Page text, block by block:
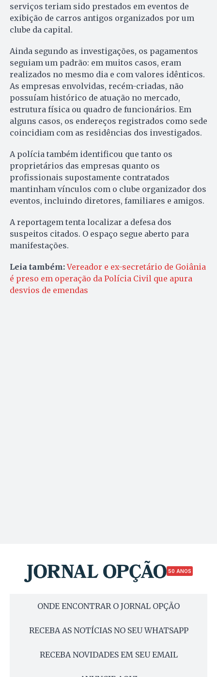
serviços teriam sido prestados em eventos de
exibição de carros antigos organizados por um
clube da capital.
Ainda segundo as investigações, os pagamentos
seguiam um padrão: em muitos casos, eram
realizados no mesmo dia e com valores idênticos.
As empresas envolvidas, recém-criadas, não
possuíam histórico de atuação no mercado,
estrutura física ou quadro de funcionários. Em
alguns casos, os endereços registrados como sede
coincidiam com as residências dos investigados.
A polícia também identificou que tanto os
proprietários das empresas quanto os
profissionais supostamente contratados
mantinham vínculos com o clube organizador dos
eventos, incluindo diretores, familiares e amigos.
A reportagem tenta localizar a defesa dos
suspeitos citados. O espaço segue aberto para
manifestações.
Leia também:Vereador e ex-secretário de Goiânia
é preso em operação da Polícia Civil que apura
desvios de emendas
50 ANOS
ONDE ENCONTRAR O JORNAL OPÇÃO
RECEBA AS NOTÍCIAS NO SEU WHATSAPP
RECEBA NOVIDADES EM SEU EMAIL